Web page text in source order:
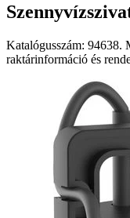
Katalógusszám: 94638.
raktárinformáció és